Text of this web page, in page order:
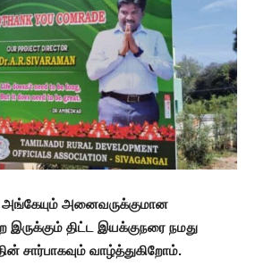
அங்கேயும் அனைவருக்குமான
இருக்கும் திட்ட இயக்குநரை நமது
சார்பாகவும் வாழ்த்துகிறோம்.